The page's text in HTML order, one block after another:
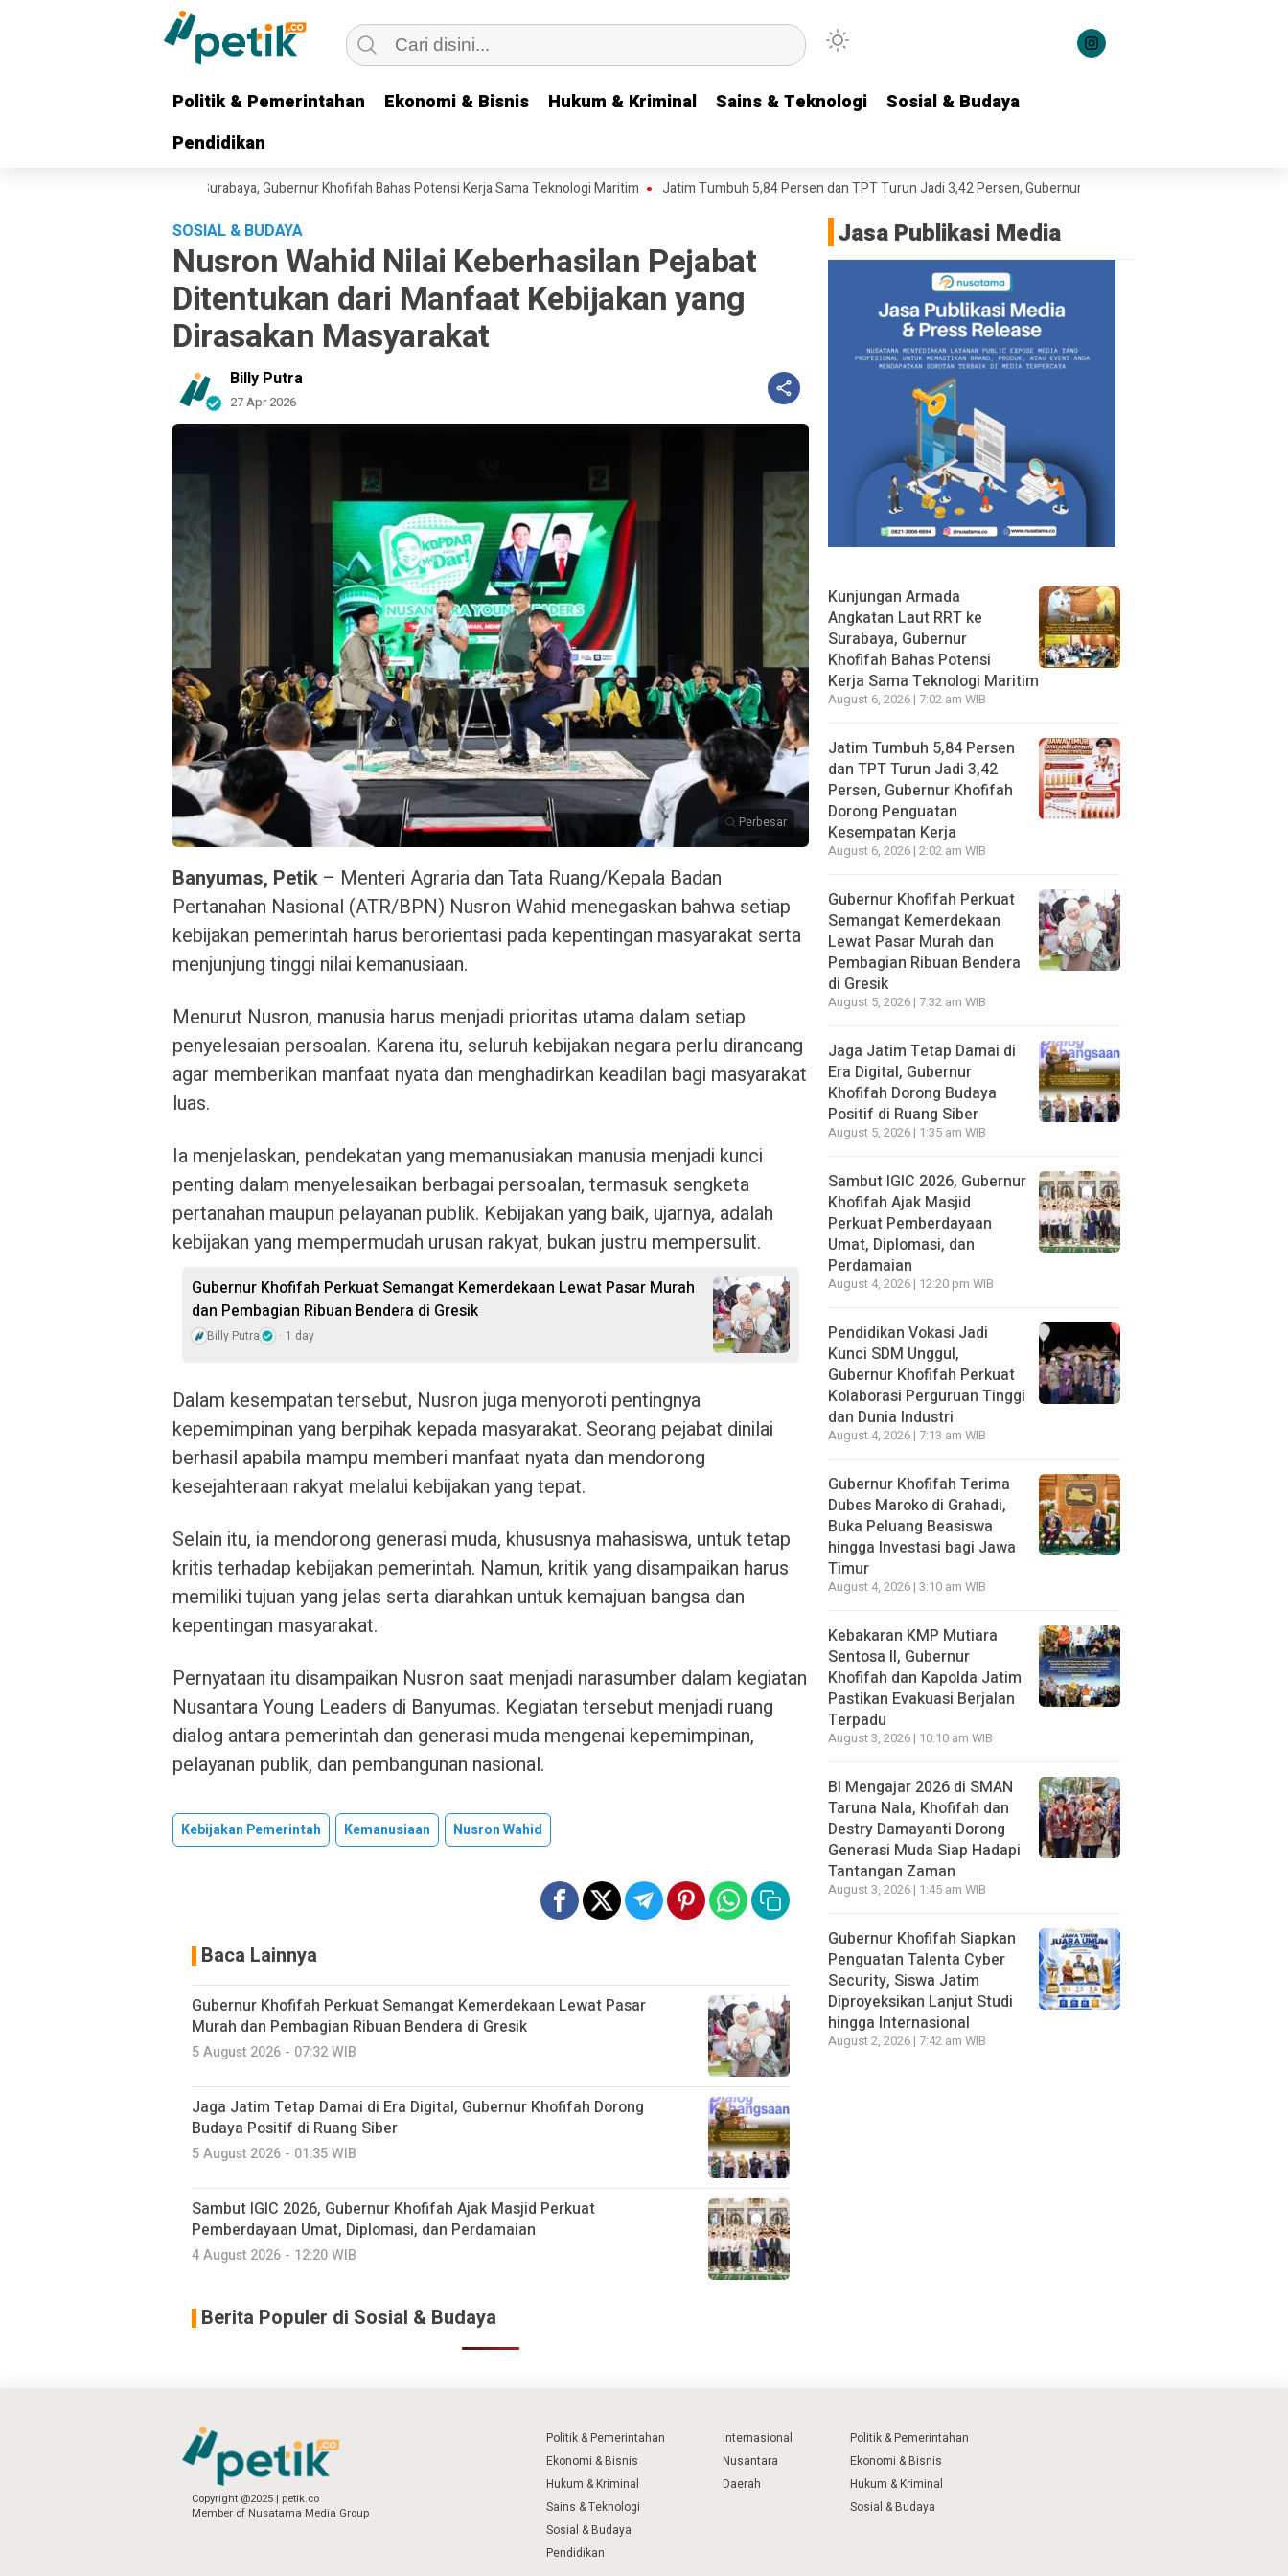
Politik & Pemerintahan Ekonomi & Bisnis Hukum & Kriminal Sains & Teknologi
Sosial & Budaya
Pendidikan
Politik & Pemerintahan Ekonomi & Bisnis Hukum & Kriminal Sains & Teknologi
Sosial & Budaya
Pendidikan
Angkatan Laut RRT ke Surabaya, Gubernur Khofifah Bahas Potensi Kerja Sama Teknologi Maritim Jatim Tumbuh 5,84 Persen dan TPT Turun Jadi 3,42 Persen, Gubernur Khofifah Dorong Penguatan
SOSIAL & BUDAYA
Nusron Wahid Nilai Keberhasilan Pejabat
Ditentukan dari Manfaat Kebijakan yang
Dirasakan Masyarakat
Billy Putra
27 Apr 2026
Perbesar
Banyumas, Petik – Menteri Agraria dan Tata Ruang/Kepala Badan
Pertanahan Nasional (ATR/BPN) Nusron Wahid menegaskan bahwa setiap
kebijakan pemerintah harus berorientasi pada kepentingan masyarakat serta
menjunjung tinggi nilai kemanusiaan.
Menurut Nusron, manusia harus menjadi prioritas utama dalam setiap
penyelesaian persoalan. Karena itu, seluruh kebijakan negara perlu dirancang
agar memberikan manfaat nyata dan menghadirkan keadilan bagi masyarakat
luas.
Ia menjelaskan, pendekatan yang memanusiakan manusia menjadi kunci
penting dalam menyelesaikan berbagai persoalan, termasuk sengketa
pertanahan maupun pelayanan publik. Kebijakan yang baik, ujarnya, adalah
kebijakan yang mempermudah urusan rakyat, bukan justru mempersulit.
Gubernur Khofifah Perkuat Semangat Kemerdekaan Lewat Pasar Murah
dan Pembagian Ribuan Bendera di Gresik
Billy Putra 1 day
Dalam kesempatan tersebut, Nusron juga menyoroti pentingnya
kepemimpinan yang berpihak kepada masyarakat. Seorang pejabat dinilai
berhasil apabila mampu memberi manfaat nyata dan mendorong
kesejahteraan rakyat melalui kebijakan yang tepat.
Selain itu, ia mendorong generasi muda, khususnya mahasiswa, untuk tetap
kritis terhadap kebijakan pemerintah. Namun, kritik yang disampaikan harus
memiliki tujuan yang jelas serta diarahkan untuk kemajuan bangsa dan
kepentingan masyarakat.
Pernyataan itu disampaikan Nusron saat menjadi narasumber dalam kegiatan
Nusantara Young Leaders di Banyumas. Kegiatan tersebut menjadi ruang
dialog antara pemerintah dan generasi muda mengenai kepemimpinan,
pelayanan publik, dan pembangunan nasional.
Kebijakan Pemerintah Kemanusiaan Nusron Wahid
Baca Lainnya
Gubernur Khofifah Perkuat Semangat Kemerdekaan Lewat Pasar
Murah dan Pembagian Ribuan Bendera di Gresik
5 August 2026 - 07:32 WIB
Jaga Jatim Tetap Damai di Era Digital, Gubernur Khofifah Dorong
Budaya Positif di Ruang Siber
5 August 2026 - 01:35 WIB
Sambut IGIC 2026, Gubernur Khofifah Ajak Masjid Perkuat
Pemberdayaan Umat, Diplomasi, dan Perdamaian
4 August 2026 - 12:20 WIB
Berita Populer di Sosial & Budaya
Jasa Publikasi Media
Kunjungan Armada
Angkatan Laut RRT ke
Surabaya, Gubernur
Khofifah Bahas Potensi
Kerja Sama Teknologi Maritim
August 6, 2026 | 7:02 am WIB
Jatim Tumbuh 5,84 Persen
dan TPT Turun Jadi 3,42
Persen, Gubernur Khofifah
Dorong Penguatan
Kesempatan Kerja
August 6, 2026 | 2:02 am WIB
Gubernur Khofifah Perkuat
Semangat Kemerdekaan
Lewat Pasar Murah dan
Pembagian Ribuan Bendera
di Gresik
August 5, 2026 | 7:32 am WIB
Jaga Jatim Tetap Damai di
Era Digital, Gubernur
Khofifah Dorong Budaya
Positif di Ruang Siber
August 5, 2026 | 1:35 am WIB
Sambut IGIC 2026, Gubernur
Khofifah Ajak Masjid
Perkuat Pemberdayaan
Umat, Diplomasi, dan
Perdamaian
August 4, 2026 | 12:20 pm WIB
Pendidikan Vokasi Jadi
Kunci SDM Unggul,
Gubernur Khofifah Perkuat
Kolaborasi Perguruan Tinggi
dan Dunia Industri
August 4, 2026 | 7:13 am WIB
Gubernur Khofifah Terima
Dubes Maroko di Grahadi,
Buka Peluang Beasiswa
hingga Investasi bagi Jawa
Timur
August 4, 2026 | 3:10 am WIB
Kebakaran KMP Mutiara
Sentosa II, Gubernur
Khofifah dan Kapolda Jatim
Pastikan Evakuasi Berjalan
Terpadu
August 3, 2026 | 10:10 am WIB
BI Mengajar 2026 di SMAN
Taruna Nala, Khofifah dan
Destry Damayanti Dorong
Generasi Muda Siap Hadapi
Tantangan Zaman
August 3, 2026 | 1:45 am WIB
Gubernur Khofifah Siapkan
Penguatan Talenta Cyber
Security, Siswa Jatim
Diproyeksikan Lanjut Studi
hingga Internasional
August 2, 2026 | 7:42 am WIB
Copyright @2025 | petik.co
Member of Nusatama Media Group
Politik & Pemerintahan
Ekonomi & Bisnis
Hukum & Kriminal
Sains & Teknologi
Sosial & Budaya
Pendidikan
Internasional
Nusantara
Daerah
Politik & Pemerintahan
Ekonomi & Bisnis
Hukum & Kriminal
Sosial & Budaya